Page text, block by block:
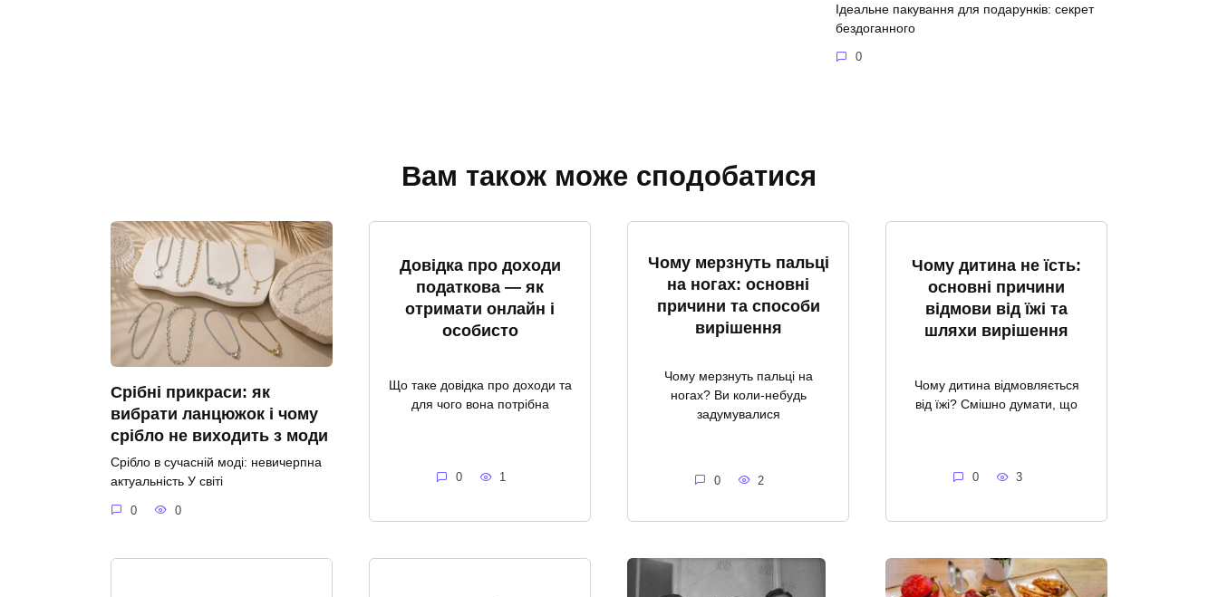
Ідеальне пакування для подарунків: секрет
бездоганного
0
Вам також може сподобатися
Срібні прикраси: як
вибрати ланцюжок і чому
срібло не виходить з моди
Срібло в сучасній моді: невичерпна
актуальність У світі
0 0
Довідка про доходи
податкова — як
отримати онлайн і
особисто
Що таке довідка про доходи та
для чого вона потрібна
0 1
Чому мерзнуть пальці
на ногах: основні
причини та способи
вирішення
Чому мерзнуть пальці на
ногах? Ви коли-небудь
задумувалися
0 2
Чому дитина не їсть:
основні причини
відмови від їжі та
шляхи вирішення
Чому дитина відмовляється
від їжі? Смішно думати, що
0 3